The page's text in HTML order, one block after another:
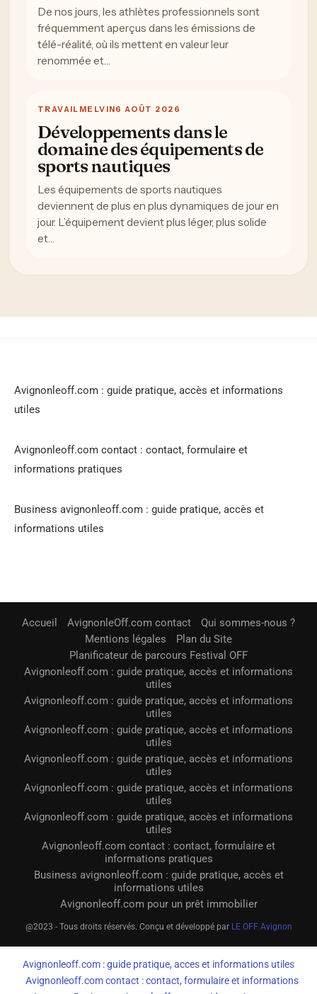
De nos jours, les athlètes professionnels sont
fréquemment aperçus dans les émissions de
télé-réalité, où ils mettent en valeur leur
renommée et…
TRAVAIL MELVIN6 AOÛT 2026
Développements dans le
domaine des équipements de
sports nautiques
Les équipements de sports nautiques
deviennent de plus en plus dynamiques de jour en
jour. L’équipement devient plus léger, plus solide
et…
Avignonleoff.com : guide pratique, accès et informations
utiles
Avignonleoff.com contact : contact, formulaire et
informations pratiques
Business avignonleoff.com : guide pratique, accès et
informations utiles
Accueil AvignonleOff.com contact
Qui sommes-nous ?
Mentions légales
Plan du Site
Planificateur de parcours Festival OFF
Avignonleoff.com : guide pratique, accès et informations
utiles
Avignonleoff.com : guide pratique, accès et informations
utiles
Avignonleoff.com : guide pratique, accès et informations
utiles
Avignonleoff.com : guide pratique, accès et informations
utiles
Avignonleoff.com : guide pratique, accès et informations
utiles
Avignonleoff.com : guide pratique, accès et informations
utiles
Avignonleoff.com contact : contact, formulaire et
informations pratiques
Business avignonleoff.com : guide pratique, accès et
informations utiles
Avignonleoff.com pour un prêt immobilier
@2023 - Tous droits réservés. Conçu et développé par LE OFF Avignon
Avignonleoff.com : guide pratique, acces et informations utiles
Avignonleoff.com contact : contact, formulaire et informations